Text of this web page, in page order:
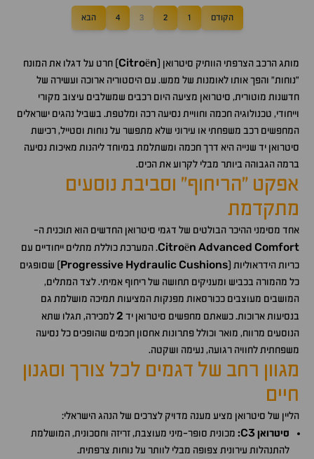
הקודם 1
2
3
4 הבא
מותג הרכב הצרפתי הוותיק סיטרואן ( Citroën
) חרט על דגלו את המונח
"נוחות" והפך אותו לאומנות של ממש. עם היסטוריה ארוכה ועשירה של
חדשנות מוטורית, סיטרואן מציעה היום רכבים שמשלבים עיצוב מקורי
וייחודי, טכנולוגיה חכמה וחוויית נסיעה רכה ומלטפת. בשביל נהגים ישראלים
המחפשים רכב משפחתי או עירוני שלא מתפשר על נוחות וסטייל, רכישת
סיטרואן יד שנייה היא דרך חכמה ומשתלמת במיוחד ליהנות מאיכות נסיעה
ברמה הגבוהה ביותר מבלי לקרוע את הכיס.
אפקט "הריחוף" וסביבת נוסעים
מתקדמת
אחד מסימני ההיכר הבולטים של דגמי סיטרואן החדשים הוא תוכנית ה-
Citroën Advanced Comfort
. המערכת כוללת מתלים ייחודיים עם
כריות הידראוליות (
Progressive Hydraulic Cushions
) שסופגים
כל מהמורה בכביש ומעניקים תחושה של ריחוף אמיתי. לצד המתלים,
המושבים מעוצבים ככורסאות מפנקות המציעות תמיכה מושלמת גם
בנסיעות ארוכות. כשאתם מחפשים סיטרואן יד 2למכירה, תגלו שתא
הנוסעים מרווח, מואר וכולל פתרונות אחסון חכמים שהופכים כל נסיעה
משפחתית לחוויה רגועה, נעימה ושקטה.
מגוון רחב של דגמים לכל צורך וסגנון
חיים
הליין של סיטרואן מציע מענה מדויק לצרכים של הנהג הישראלי:
סיטרואןC3
: מכונית סופר-מיני מעוצבת, זריזה וחסכונית, המושלמת
להתנהלות עירונית צפופה מבלי לוותר על נוחות צרפתית.